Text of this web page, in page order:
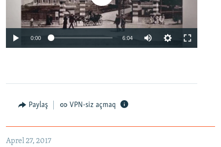
0:00 6:04
Paylaş VPN-siz açmaq
Aprel 27, 2017